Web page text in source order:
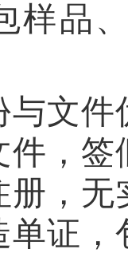
样品
与文
件，
册，
单证